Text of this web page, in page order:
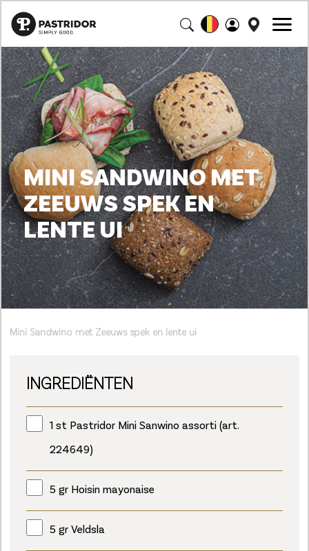
MINI SANDWINO MET
ZEEUWS SPEK EN
LENTE UI
Mini Sandwino met Zeeuws spek en lente ui
INGREDIËNTEN
1 st Pastridor Mini Sanwino assorti (art.
224649)
5 gr Hoisin mayonaise
5 gr Veldsla